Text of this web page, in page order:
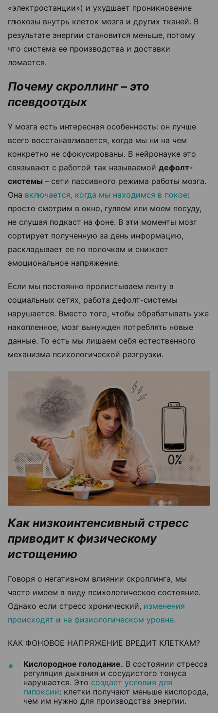
«электростанции») и ухудшает проникновение
глюкозы внутрь клеток мозга и других тканей. В
результате энергии становится меньше, потому
что система ее производства и доставки
ломается.
Почему скроллинг – это
псевдоотдых
У мозга есть интересная особенность: он лучше
всего восстанавливается, когда мы ни на чем
конкретно не сфокусированы. В нейронауке это
связывают с работой так называемой дефолт-
системы – сети пассивного режима работы мозга.
Она включается, когда мы находимся в покое:
просто смотрим в окно, гуляем или моем посуду,
не слушая подкаст на фоне. В эти моменты мозг
сортирует полученную за день информацию,
раскладывает ее по полочкам и снижает
эмоциональное напряжение.
Если мы постоянно пролистываем ленту в
социальных сетях, работа дефолт-системы
нарушается. Вместо того, чтобы обрабатывать уже
накопленное, мозг вынужден потреблять новые
данные. То есть мы лишаем себя естественного
механизма психологической разгрузки.
Как низкоинтенсивный стресс
приводит к физическому
истощению
Говоря о негативном влиянии скроллинга, мы
часто имеем в виду психологическое состояние.
Однако если стресс хронический, изменения
происходят и на физиологическом уровне.
КАК ФОНОВОЕ НАПРЯЖЕНИЕ ВРЕДИТ КЛЕТКАМ?
Кислородное голодание. В состоянии стресса
регуляция дыхания и сосудистого тонуса
нарушается. Это создает условия для
гипоксии: клетки получают меньше кислорода,
чем им нужно для производства энергии.